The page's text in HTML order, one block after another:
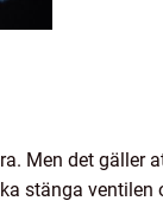
Men det gäller
stänga ventilen